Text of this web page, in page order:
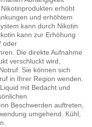
erhöht
und erhöhtem
kann durch Nikotin
kann zur Erhöhung
oder
Die direkte Aufnahme
verschluckt wird,
Sie können sich
in Ihrer Region wenden.
mit Bedacht und
Beschwerden auftreten,
umgehend. Kühl,